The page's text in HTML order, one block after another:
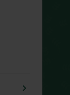
keyboard_arrow_right